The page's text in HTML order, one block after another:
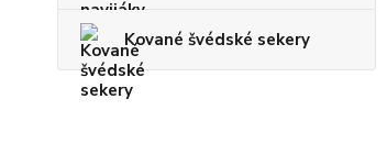
Kované švédské sekery